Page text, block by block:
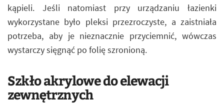
kąpieli. Jeśli natomiast przy urządzaniu łazienki
wykorzystane było pleksi przezroczyste, a zaistniała
potrzeba, aby je nieznacznie przyciemnić, wówczas
wystarczy sięgnąć po folię szronioną.
Szkło akrylowe do elewacji
zewnętrznych